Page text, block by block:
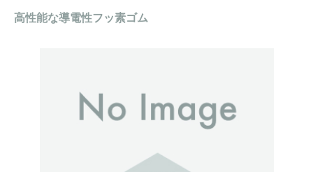
高性能な導電性フッ素ゴム